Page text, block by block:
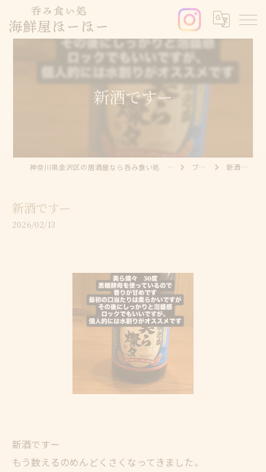
新酒ですー
神奈川県金沢区の居酒屋なら呑み食い処 海鮮屋ほーほー ブログ 新酒ですー
新酒ですー
2026/02/13
新酒ですー
もう数えるのめんどくさくなってきました。